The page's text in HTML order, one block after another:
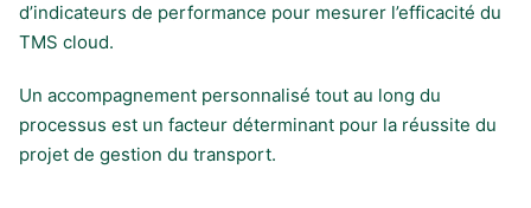
d’indicateurs de performance pour mesurer l’efficacité du
TMS cloud.
Un accompagnement personnalisé tout au long du
processus est un facteur déterminant pour la réussite du
projet de gestion du transport.